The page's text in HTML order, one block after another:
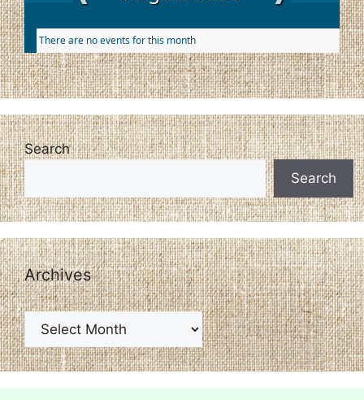
There are no events for this month
Search
Search
Archives